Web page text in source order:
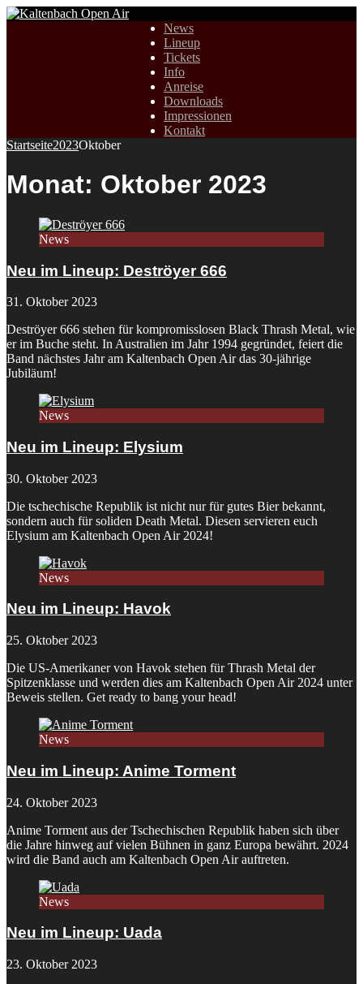
News
Lineup
Tickets
Info
Anreise
Downloads
Impressionen
Kontakt
Startseite2023Oktober
Monat: Oktober 2023
News
Neu im Lineup: Deströyer 666
31. Oktober 2023
Deströyer 666 stehen für kompromisslosen Black Thrash Metal, wie
er im Buche steht. In Australien im Jahr 1994 gegründet, feiert die
Band nächstes Jahr am Kaltenbach Open Air das 30-jährige
Jubiläum!
News
Neu im Lineup: Elysium
30. Oktober 2023
Die tschechische Republik ist nicht nur für gutes Bier bekannt,
sondern auch für soliden Death Metal. Diesen servieren euch
Elysium am Kaltenbach Open Air 2024!
News
Neu im Lineup: Havok
25. Oktober 2023
Die US-Amerikaner von Havok stehen für Thrash Metal der
Spitzenklasse und werden dies am Kaltenbach Open Air 2024 unter
Beweis stellen. Get ready to bang your head!
News
Neu im Lineup: Anime Torment
24. Oktober 2023
Anime Torment aus der Tschechischen Republik haben sich über
die Jahre hinweg auf vielen Bühnen in ganz Europa bewährt. 2024
wird die Band auch am Kaltenbach Open Air auftreten.
News
Neu im Lineup: Uada
23. Oktober 2023